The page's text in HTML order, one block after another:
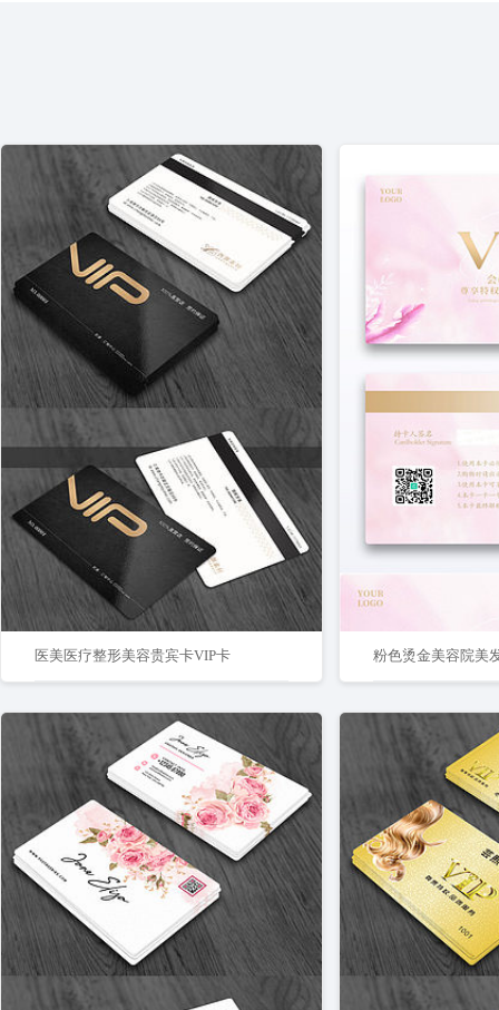
医美医疗整形美容贵宾卡VIP卡 粉色烫金美容院美